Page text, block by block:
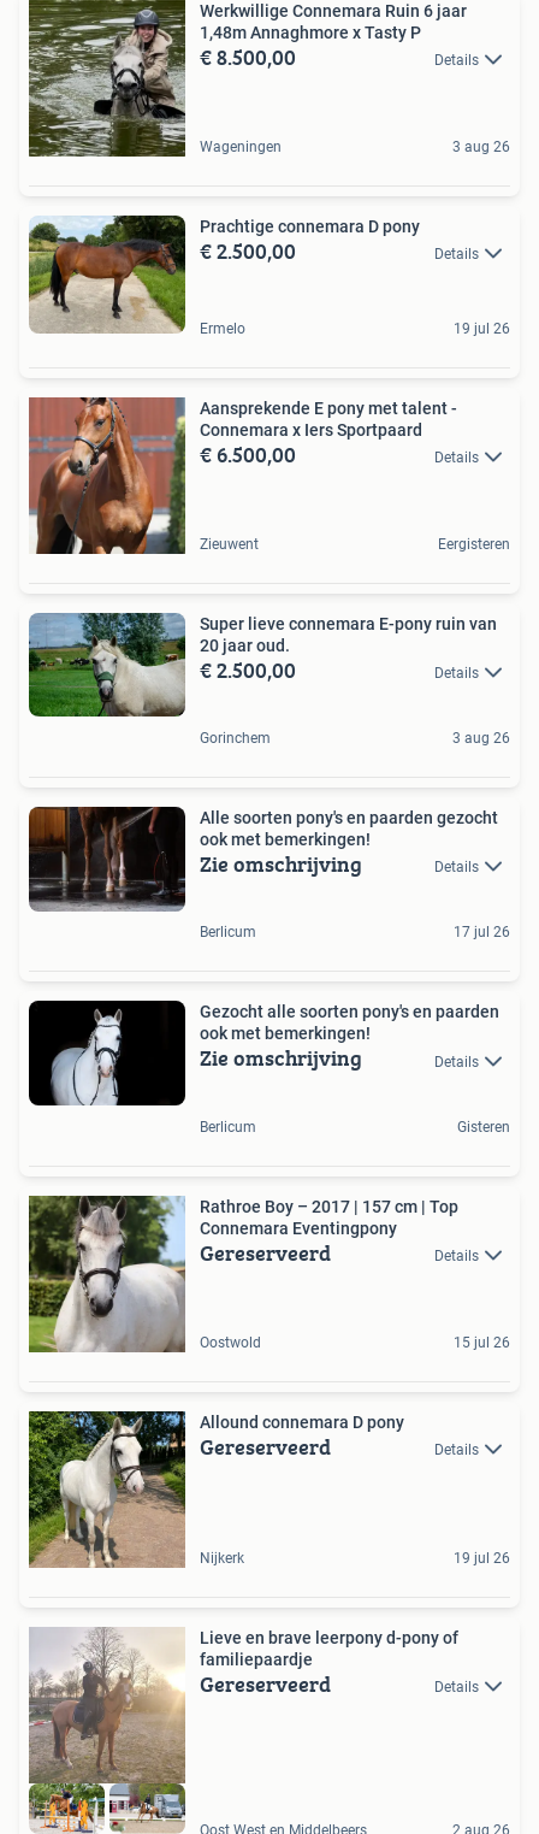
Werkwillige Connemara Ruin 6 jaar
1,48m Annaghmore x Tasty P
€ 8.500,00 Details
Wageningen 3 aug 26
Prachtige connemara D pony
€ 2.500,00 Details
Ermelo 19 jul 26
Aansprekende E pony met talent -
Connemara x Iers Sportpaard
€ 6.500,00 Details
Zieuwent Eergisteren
Super lieve connemara E-pony ruin van
20 jaar oud.
€ 2.500,00 Details
Gorinchem 3 aug 26
Alle soorten pony's en paarden gezocht
ook met bemerkingen!
Zie omschrijving Details
Berlicum 17 jul 26
Gezocht alle soorten pony's en paarden
ook met bemerkingen!
Zie omschrijving Details
Berlicum Gisteren
Rathroe Boy – 2017 | 157 cm | Top
Connemara Eventingpony
Gereserveerd Details
Oostwold 15 jul 26
Allound connemara D pony
Gereserveerd Details
Nijkerk 19 jul 26
Lieve en brave leerpony d-pony of
familiepaardje
Gereserveerd Details
Oost West en Middelbeers 2 aug 26